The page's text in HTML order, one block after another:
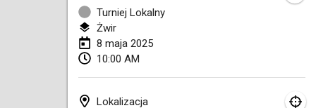
Turniej Lokalny
Żwir
8 maja 2025
10:00 AM
Lokalizacja
19 sty 2025|
19 sty 2025